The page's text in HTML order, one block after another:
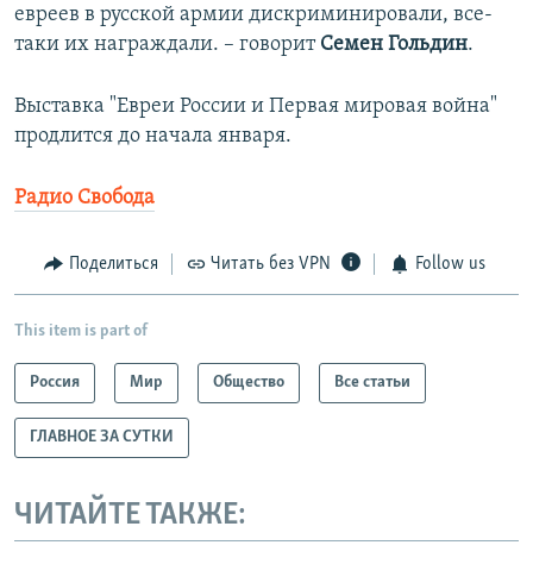
евреев в русской армии дискриминировали, все-
таки их награждали. – говорит Семен Гольдин.
Выставка "Евреи России и Первая мировая война"
продлится до начала января.
Радио Свобода
Поделиться Читать без VPN Follow us
This item is part of
Россия Мир Общество Все статьи
ГЛАВНОЕ ЗА СУТКИ
ЧИТАЙТЕ ТАКЖЕ: